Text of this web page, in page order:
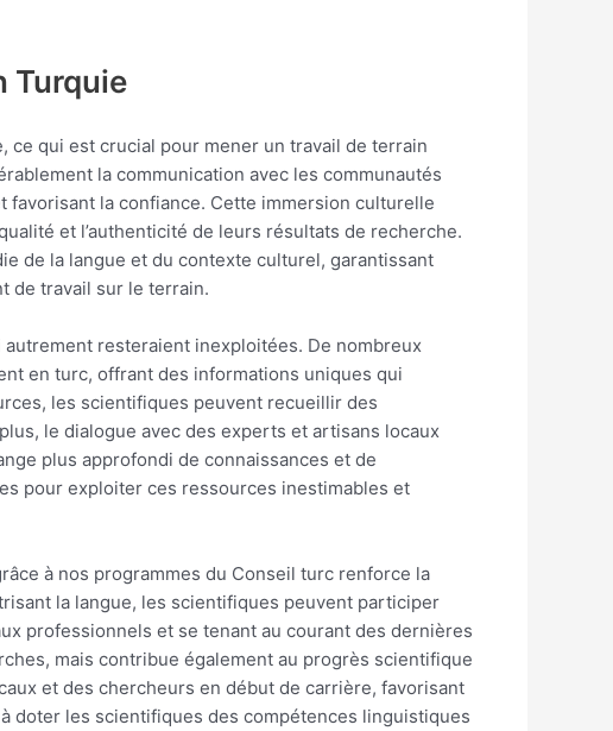
Turquie
ce qui est crucial pour mener un travail de terrain
la communication avec les communautés
la confiance. Cette immersion culturelle
et l’authenticité de leurs résultats de recherche.
de la langue et du contexte culturel, garantissant
de travail sur le terrain.
resteraient inexploitées. De nombreux
en turc, offrant des informations uniques qui
les scientifiques peuvent recueillir des
le dialogue avec des experts et artisans locaux
plus approfondi de connaissances et de
pour exploiter ces ressources inestimables et
à nos programmes du Conseil turc renforce la
la langue, les scientifiques peuvent participer
professionnels et se tenant au courant des dernières
mais contribue également au progrès scientifique
et des chercheurs en début de carrière, favorisant
doter les scientifiques des compétences linguistiques